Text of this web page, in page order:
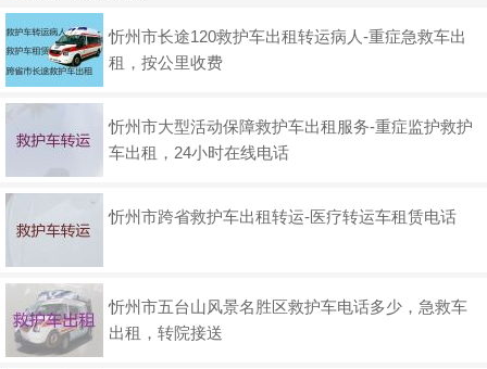
忻州市长途120救护车出租转运病人-重症急救车出
租，按公里收费
忻州市大型活动保障救护车出租服务-重症监护救护
车出租，24小时在线电话
忻州市跨省救护车出租转运-医疗转运车租赁电话
忻州市五台山风景名胜区救护车电话多少，急救车
出租，转院接送